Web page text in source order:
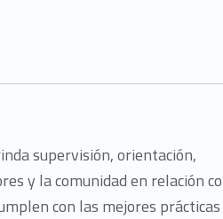
supervisión, orientación,
y la comunidad en relación
con las mejores